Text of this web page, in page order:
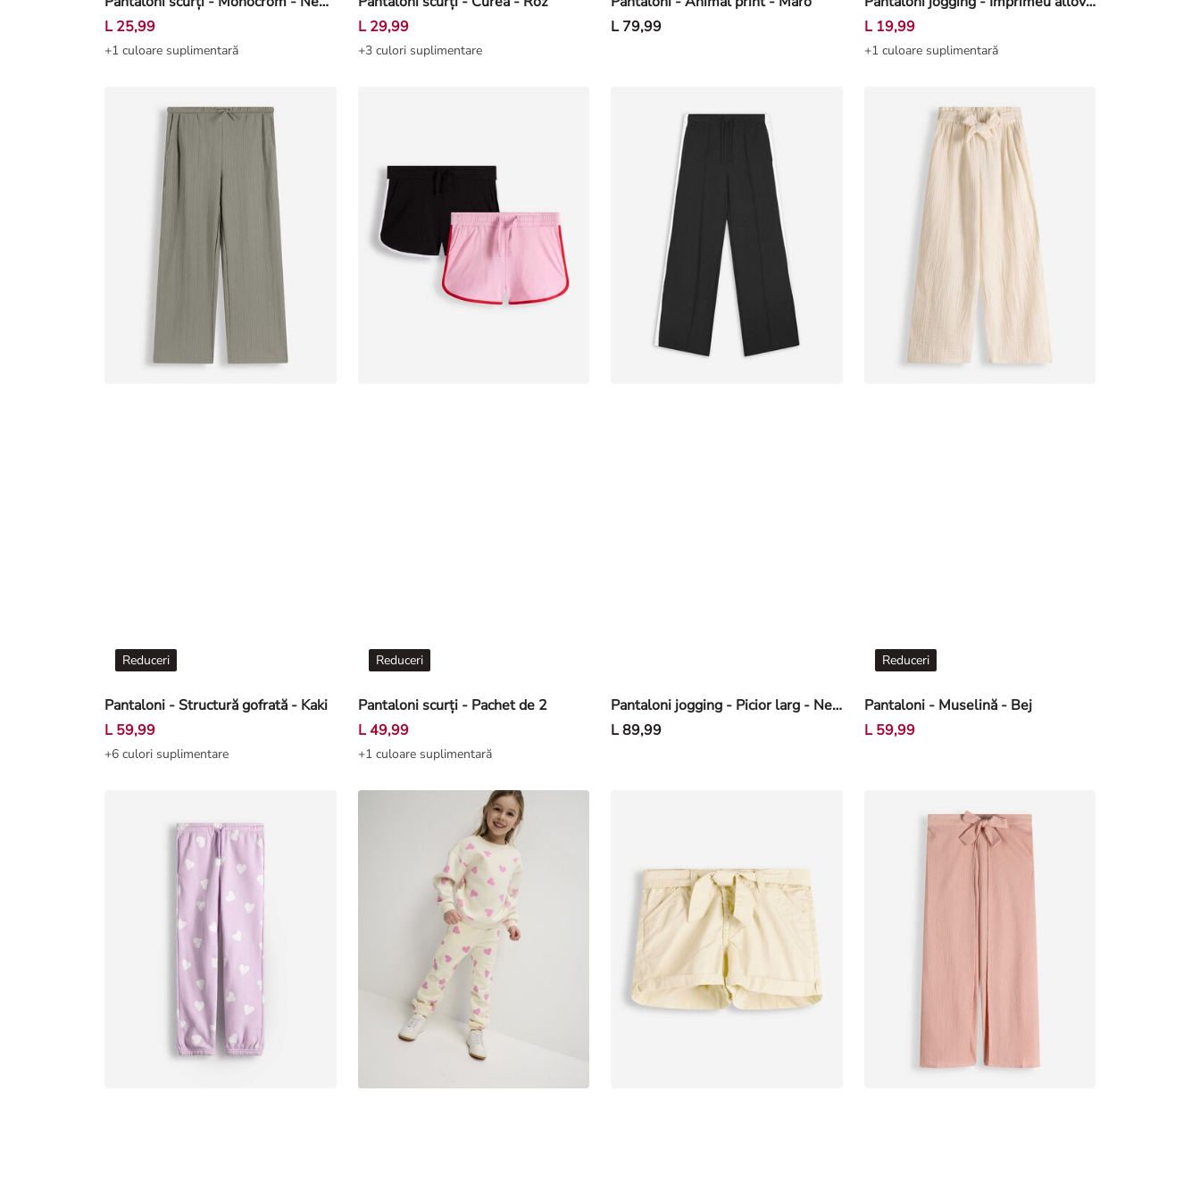
L 25,99
+1 culoare suplimentară
L 29,99
+3 culori suplimentare
L 79,99
L 19,99
+1 culoare suplimentară
Pantaloni - Structură gofrată - Kaki
Reduceri
L 59,99
+6 culori suplimentare
Pantaloni scurți - Pachet de 2
Reduceri
L 49,99
+1 culoare suplimentară
Pantaloni jogging - Picior larg - Negru
L 89,99
Pantaloni - Muselină - Bej
Reduceri
L 59,99